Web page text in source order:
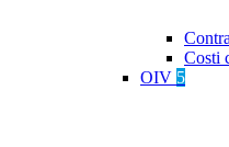
Costi
OIV 5